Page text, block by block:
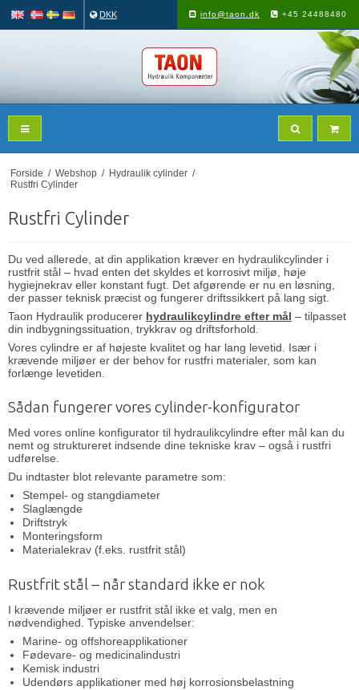
DKK info@taon.dk +45 24488480
Forside / Webshop / Hydraulik cylinder /
Rustfri Cylinder
Rustfri Cylinder
Du ved allerede, at din applikation kræver en hydraulikcylinder i
rustfrit stål – hvad enten det skyldes et korrosivt miljø, høje
hygiejnekrav eller konstant fugt. Det afgørende er nu en løsning,
der passer teknisk præcist og fungerer driftssikkert på lang sigt.
Taon Hydraulik producerer hydraulikcylindre efter mål – tilpasset
din indbygningssituation, trykkrav og driftsforhold.
Vores cylindre er af højeste kvalitet og har lang levetid. Især i
krævende miljøer er der behov for rustfri materialer, som kan
forlænge levetiden.
Sådan fungerer vores cylinder-konfigurator
Med vores online konfigurator til hydraulikcylindre efter mål kan du
nemt og struktureret indsende dine tekniske krav – også i rustfri
udførelse.
Du indtaster blot relevante parametre som:
Stempel- og stangdiameter
Slaglængde
Driftstryk
Monteringsform
Materialekrav (f.eks. rustfrit stål)
Rustfrit stål – når standard ikke er nok
I krævende miljøer er rustfrit stål ikke et valg, men en
nødvendighed. Typiske anvendelser:
Marine- og offshoreapplikationer
Fødevare- og medicinalindustri
Kemisk industri
Udendørs applikationer med høj korrosionsbelastning